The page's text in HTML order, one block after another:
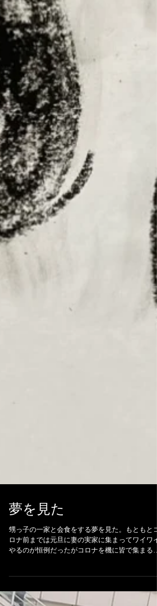
夢を見た
ロナ前までは元旦に妻の実家に集まってワイワイ
とも無くなっていた。 夢の中の会食で甥っ子